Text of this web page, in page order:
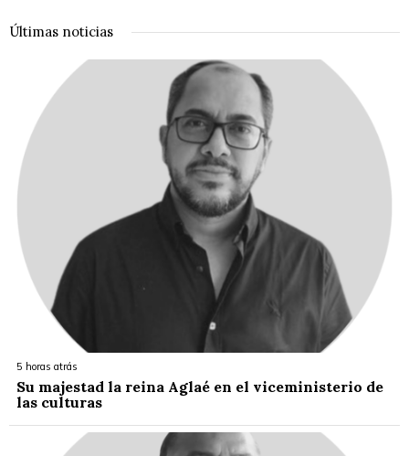
Últimas noticias
5 horas atrás
Su majestad la reina Aglaé en el viceministerio de
las culturas